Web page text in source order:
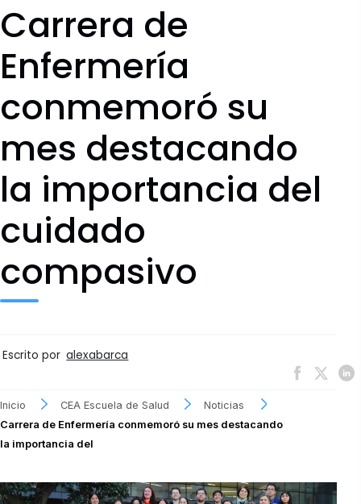
Carrera de
Enfermería
conmemoró su
mes destacando
la importancia del
cuidado
compasivo
Escrito por alexabarca
Inicio CEA Escuela de Salud
Noticias
Carrera de Enfermería conmemoró su mes destacando
la importancia del